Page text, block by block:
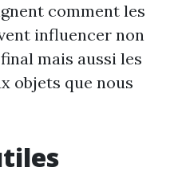
comment les
influencer non
mais aussi les
objets que nous